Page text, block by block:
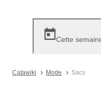
Cette
Catawiki Mode Sacs